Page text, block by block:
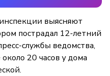
выясняют
пострадал 12-летний
службы ведомства,
20 часов у дома